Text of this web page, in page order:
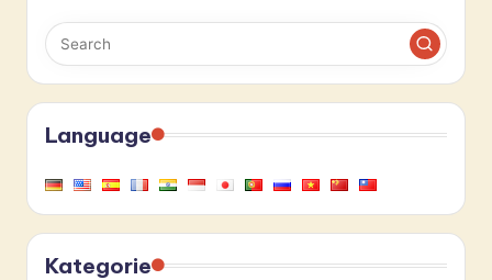
Language
Kategorie